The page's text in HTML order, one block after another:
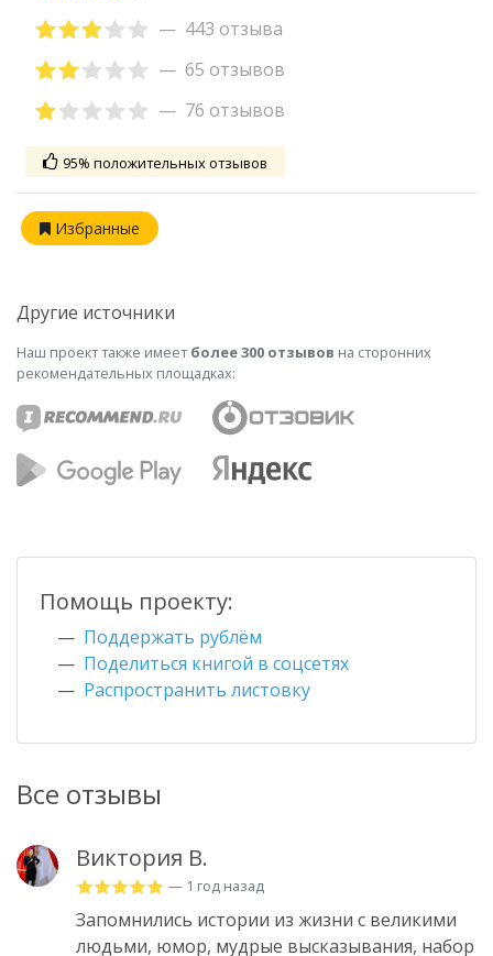
Все отзывы
Виктория В.
— 1 год назад
Запомнились истории из жизни с великими
людьми, юмор, мудрые высказывания, набор
443 отзыва
65 отзывов
76 отзывов
95% положительных отзывов
Избранные
Другие источники
Наш проект также имеетболее 300 отзывов на сторонних
рекомендательных площадках:
Помощь проекту:
Поддержать рублём
Поделиться книгой в соцсетях
Распространить листовку